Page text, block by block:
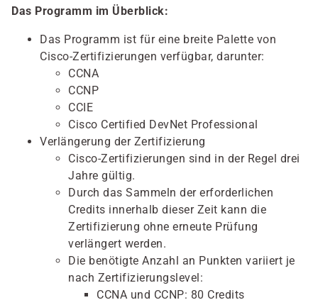
Das Programm im Überblick:
Das Programm ist für eine breite Palette von
Cisco-Zertifizierungen verfügbar, darunter:
CCNA
CCNP
CCIE
Cisco Certified DevNet Professional
Verlängerung der Zertifizierung
Cisco-Zertifizierungen sind in der Regel drei
Jahre gültig.
Durch das Sammeln der erforderlichen
Credits innerhalb dieser Zeit kann die
Zertifizierung ohne erneute Prüfung
verlängert werden.
Die benötigte Anzahl an Punkten variiert je
nach Zertifizierungslevel:
CCNA und CCNP: 80 Credits